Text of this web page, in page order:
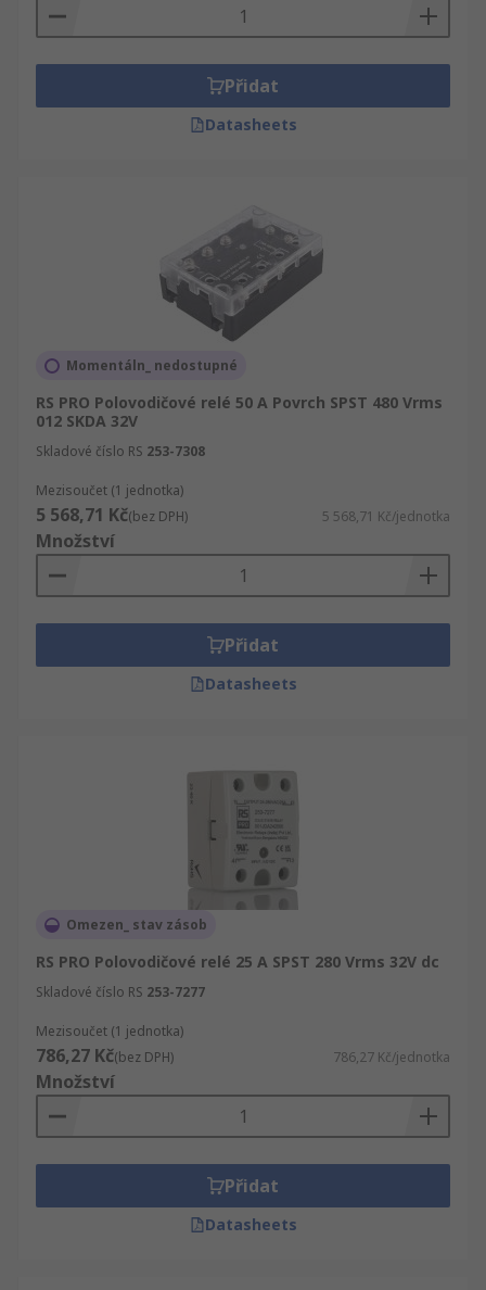
Přidat
Datasheets
Momentáln_ nedostupné
RS PRO Polovodičové relé 50 A Povrch SPST 480 Vrms
012 SKDA 32V
Skladové číslo RS 253-7308
Mezisoučet (1 jednotka)
5 568,71 Kč(bez DPH) 5 568,71 Kč/jednotka
Množství
Přidat
Datasheets
Omezen_ stav zásob
RS PRO Polovodičové relé 25 A SPST 280 Vrms 32V dc
Skladové číslo RS 253-7277
Mezisoučet (1 jednotka)
786,27 Kč(bez DPH) 786,27 Kč/jednotka
Množství
Přidat
Datasheets